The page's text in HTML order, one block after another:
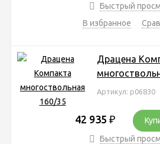
Быстрый
В избранное
Драцена
Артикул: р06830
42 935 ₽
Быстрый